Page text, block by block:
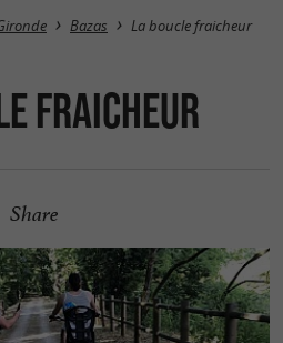
Bazas La boucle fraicheur
fraicheur
Share